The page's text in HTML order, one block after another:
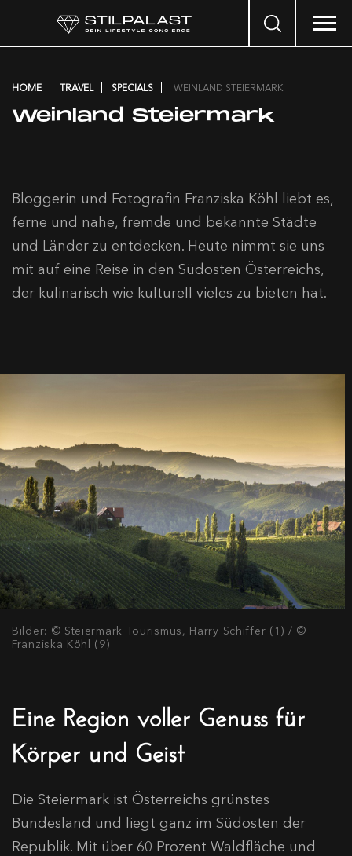
Search
HOME TRAVEL SPECIALS WEINLAND STEIERMARK
Weinland Steiermark
Bloggerin und Fotografin Franziska Köhl liebt es,
ferne und nahe, fremde und bekannte Städte
und Länder zu entdecken. Heute nimmt sie uns
mit auf eine Reise in den Südosten Österreichs,
der kulinarisch wie kulturell vieles zu bieten hat.
Bilder: © Steiermark Tourismus, Harry Schiffer (1) / ©
Franziska Köhl (9)
Eine Region voller Genuss für
Körper und Geist
Die Steiermark ist Österreichs grünstes
Bundesland und liegt ganz im Südosten der
Republik. Mit über 60 Prozent Waldfläche und